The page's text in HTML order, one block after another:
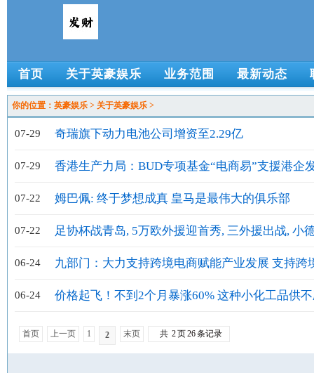
首页 关于英豪娱乐 业务范围 最新动态
你的位置： 英豪娱乐 > 关于英豪娱乐 >
07-29 奇瑞旗下动力电池公司增资至2.29亿
07-29
香港生产力局：BUD专项基金“电商易”支援港企
07-22 姆巴佩: 终于梦想成真 皇马是最伟大的俱乐部
07-22
足协杯战青岛, 5万欧外援迎首秀, 三外援出战, 小
06-24
九部门：大力支持跨境电商赋能产业发展 支持跨
商企业“借展出海”
06-24
价格起飞！不到2个月暴涨60% 这种小化工品供
首页 上一页 1 2 末页 共 2页26条记录